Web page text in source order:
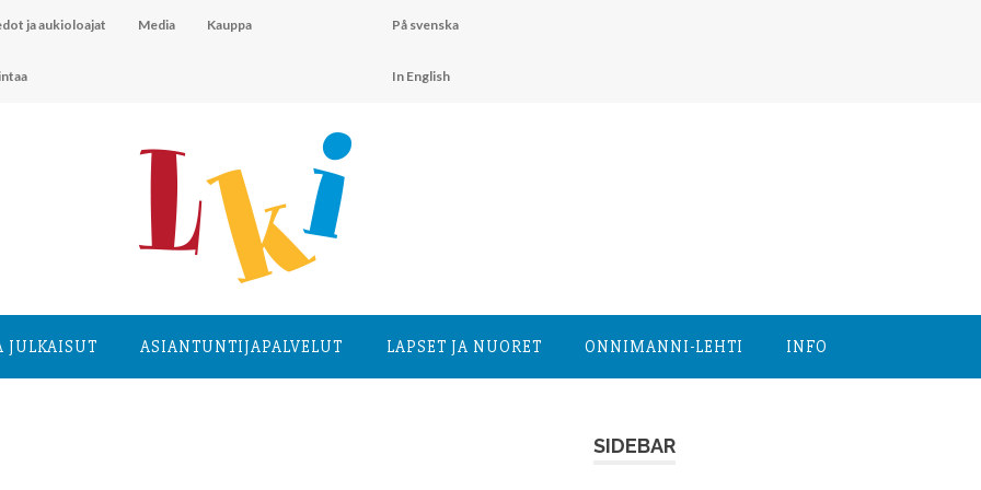
ja aukioloajat Media Kauppa På svenska
In English
JULKAISUT ASIANTUNTIJA­PALVELUT LAPSET JA NUORET ONNIMANNI-LEHTI INFO
SIDEBAR